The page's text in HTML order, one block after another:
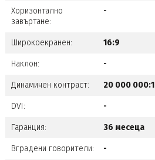
Хоризонтално
завъртане:
-
Широкоекранен: 16:9
Наклон: -
Динамичен контраст: 20 000 000:1
DVI: -
Гаранция: 36 месеца
Вградени говорители: -